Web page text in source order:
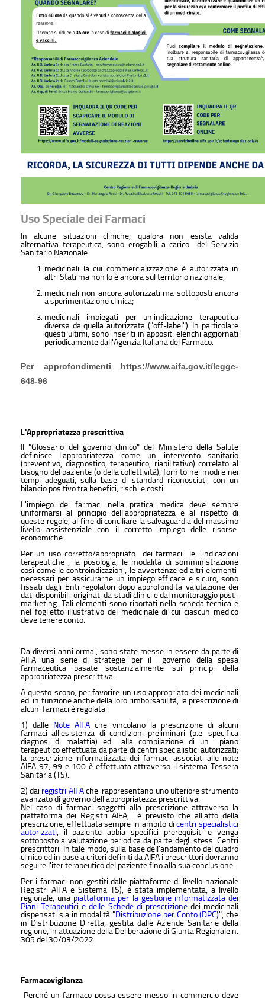
Uso Speciale dei Farmaci
In alcune situazioni cliniche, qualora non esista valida
alternativa terapeutica, sono erogabili a carico del Servizio
Sanitario Nazionale:
medicinali la cui commercializzazione è autorizzata in
altri Stati ma non lo è ancora sul territorio nazionale,
medicinali non ancora autorizzati ma sottoposti ancora
a sperimentazione clinica;
medicinali impiegati per un'indicazione terapeutica
diversa da quella autorizzata ("off-label"). In particolare
questi ultimi, sono inseriti in appositi elenchi aggiornati
periodicamente dall'Agenzia Italiana del Farmaco.
Per approfondimenti https://www.aifa.gov.it/legge-
648-96
L'Appropriatezza prescrittiva
Il "Glossario del governo clinico" del Ministero della Salute
definisce l'appropriatezza come un intervento sanitario
(preventivo, diagnostico, terapeutico, riabilitativo) correlato al
bisogno del paziente (o della collettività), fornito nei modi e nei
tempi adeguati, sulla base di standard riconosciuti, con un
bilancio positivo tra benefici, rischi e costi.
L'impiego dei farmaci nella pratica medica deve sempre
uniformarsi al principio dell'appropriatezza e al rispetto di
queste regole, al fine di conciliare la salvaguardia del massimo
livello assistenziale con il corretto impiego delle risorse
economiche.
Per un uso corretto/appropriato dei farmaci le indicazioni
terapeutiche , la posologia, le modalità di somministrazione
così come le controindicazioni, le avvertenze ed altri elementi
necessari per assicurarne un impiego efficace e sicuro, sono
fissati dagli Enti regolatori dopo approfondita valutazione dei
dati disponibili originati da studi clinici e dal monitoraggio post-
marketing. Tali elementi sono riportati nella scheda tecnica e
nel foglietto illustrativo del medicinale di cui ciascun medico
deve tenere conto.
Da diversi anni ormai, sono state messe in essere da parte di
AIFA una serie di strategie per il governo della spesa
farmaceutica basate sostanzialmente sui principi della
appropriatezza prescrittiva.
A questo scopo, per favorire un uso appropriato dei medicinali
ed in funzione anche della loro rimborsabilità, la prescrizione di
alcuni farmaci è regolata :
1) dalle Note AIFA che vincolano la prescrizione di alcuni
farmaci all'esistenza di condizioni preliminari (p.e. specifica
diagnosi di malattia) ed alla compilazione di un piano
terapeutico effettuata da parte di centri specialistici autorizzati;
la prescrizione informatizzata dei farmaci associati alle note
AIFA 97, 99 e 100 è effettuata attraverso il sistema Tessera
Sanitaria (TS).
2) dai registri AIFAche rappresentano uno ulteriore strumento
avanzato di governo dell'appropriatezza prescrittiva.
Nel caso di farmaci soggetti alla prescrizione attraverso la
piattaforma dei Registri AIFA, è previsto che all'atto della
prescrizione, effettuata sempre in ambito dicentri specialistici
autorizzati, il paziente abbia specifici prerequisiti e venga
sottoposto a valutazione periodica da parte degli stessi Centri
prescrittori. In tale modo, sulla base dell'andamento del quadro
clinico ed in base a criteri definiti da AIFA i prescrittori dovranno
seguire l'iter terapeutico del paziente fino alla sua conclusione.
Per i farmaci non gestiti dalle piattaforme di livello nazionale
Registri AIFA e Sistema TS), è stata implementata, a livello
regionale, una piattaforma per la gestione informatizzata dei
Piani Terapeutici e delle Schede di prescrizionedei medicinali
dispensati sia in modalità "Distribuzione per Conto (DPC)", che
in Distribuzione Diretta, gestita dalle Aziende Sanitarie della
regione, in attuazione della Deliberazione di Giunta Regionale n.
305 del 30/03/2022.
Farmacovigilanza
Perché un farmaco possa essere messo in commercio deve